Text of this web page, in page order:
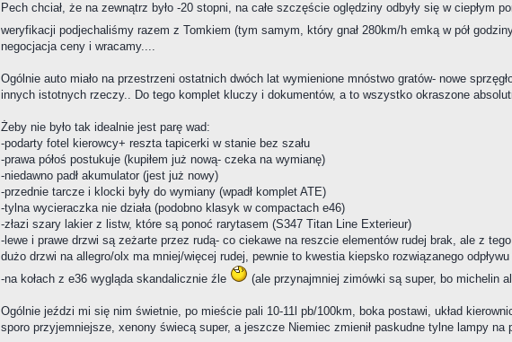
Pech chciał, że na zewnątrz było -20 stopni, na całe szczęście oględziny odbyły się w
weryfikacji podjechaliśmy razem z Tomkiem (tym samym, który gnał 280km/h emką w pół
negocjacja ceny i wracamy....
Ogólnie auto miało na przestrzeni ostatnich dwóch lat wymienione mnóstwo gratów- nowe
innych istotnych rzeczy.. Do tego komplet kluczy i dokumentów, a to wszystko okraszone
Żeby nie było tak idealnie jest parę wad:
-podarty fotel kierowcy+ reszta tapicerki w stanie bez szału
-prawa półoś postukuje (kupiłem już nową- czeka na wymianę)
-niedawno padł akumulator (jest już nowy)
-przednie tarcze i klocki były do wymiany (wpadł komplet ATE)
-tylna wycieraczka nie działa (podobno klasyk w compactach e46)
-złazi szary lakier z listw, które są ponoć rarytasem (S347 Titan Line Exterieur)
-lewe i prawe drzwi są zeżarte przez rudą- co ciekawe na reszcie elementów rudej brak, ale z
dużo drzwi na allegro/olx ma mniej/więcej rudej, pewnie to kwestia kiepsko rozwiązanego odpływu
-na kołach z e36 wygląda skandalicznie źle
(ale przynajmniej zimówki są super, bo michelin
Ogólnie jeździ mi się nim świetnie, po mieście pali 10-11l pb/100km, boka postawi, układ
sporo przyjemniejsze, xenony świecą super, a jeszcze Niemiec zmienił paskudne tylne lampy na